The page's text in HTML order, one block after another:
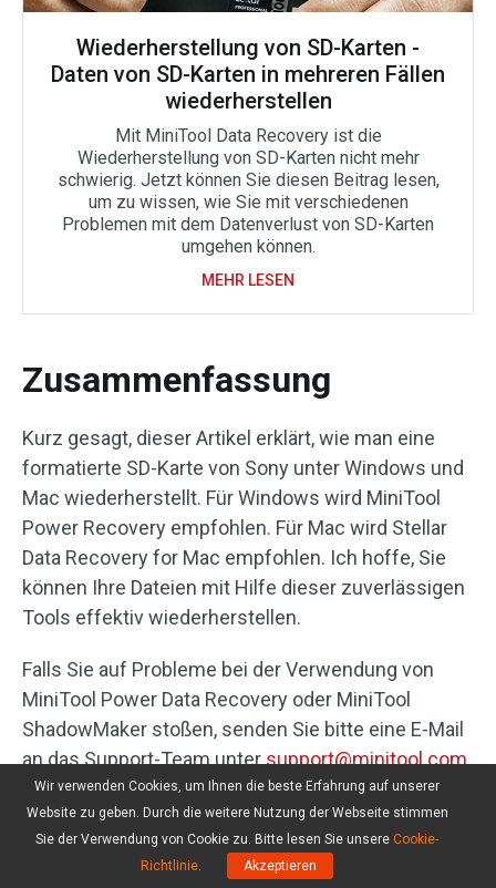
Wiederherstellung von SD-Karten -
Daten von SD-Karten in mehreren Fällen
wiederherstellen
Mit MiniTool Data Recovery ist die
Wiederherstellung von SD-Karten nicht mehr
schwierig. Jetzt können Sie diesen Beitrag lesen,
um zu wissen, wie Sie mit verschiedenen
Problemen mit dem Datenverlust von SD-Karten
umgehen können.
MEHR LESEN
Zusammenfassung
Kurz gesagt, dieser Artikel erklärt, wie man eine
formatierte SD-Karte von Sony unter Windows und
Mac wiederherstellt. Für Windows wird MiniTool
Power Recovery empfohlen. Für Mac wird Stellar
Data Recovery for Mac empfohlen. Ich hoffe, Sie
können Ihre Dateien mit Hilfe dieser zuverlässigen
Tools effektiv wiederherstellen.
Falls Sie auf Probleme bei der Verwendung von
MiniTool Power Data Recovery oder MiniTool
ShadowMaker stoßen, senden Sie bitte eine E-Mail
an das Support-Team untersupport@minitool.com.
Sie erhalten zeitnah professionelle und detaillierte
Unterstützung.
Wir verwenden Cookies, um Ihnen die beste Erfahrung auf unserer
Website zu geben. Durch die weitere Nutzung der Webseite stimmen
Sie der Verwendung von Cookie zu. Bitte lesen Sie unsere Cookie-
Richtlinie. Akzeptieren